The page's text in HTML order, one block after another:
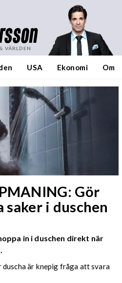
VÄRLDEN
USA Ekonomi Om
Gör
saker i duschen
in i duschen direkt när
är knepig fråga att svara